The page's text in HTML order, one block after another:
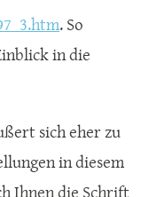
. So
in die
sich eher zu
in diesem
Ihnen die Schrift